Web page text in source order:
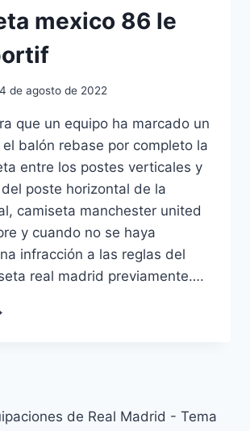
mexico 86 le
de agosto de 2022
que un equipo ha marcado un
balón rebase por completo la
entre los postes verticales y
poste horizontal de la
camiseta manchester united
y cuando no se haya
infracción a las reglas del
real madrid previamente….
de Real Madrid - Tema